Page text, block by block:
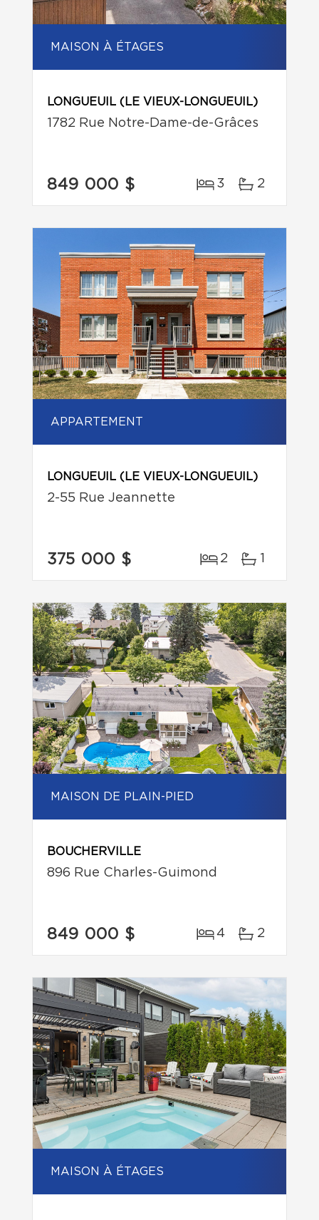
MAISON À ÉTAGES
LONGUEUIL (LE VIEUX-LONGUEUIL)
1782 Rue Notre-Dame-de-Grâces
849 000 $ 3 2
APPARTEMENT
LONGUEUIL (LE VIEUX-LONGUEUIL)
2-55 Rue Jeannette
375 000 $ 2 1
MAISON DE PLAIN-PIED
BOUCHERVILLE
896 Rue Charles-Guimond
849 000 $ 4 2
MAISON À ÉTAGES